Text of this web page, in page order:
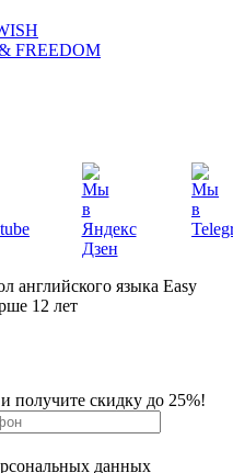
FREEDOM
английского языка Easy
12 лет
получите скидку до 25%!
данных